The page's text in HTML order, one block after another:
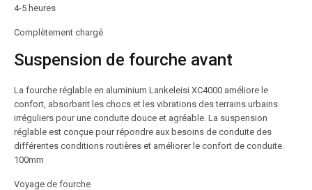
4-5 heures
Complètement chargé
Suspension de fourche avant
La fourche réglable en aluminium Lankeleisi XC4000 améliore le
confort, absorbant les chocs et les vibrations des terrains urbains
irréguliers pour une conduite douce et agréable. La suspension
réglable est conçue pour répondre aux besoins de conduite des
différentes conditions routières et améliorer le confort de conduite.
100mm
Voyage de fourche